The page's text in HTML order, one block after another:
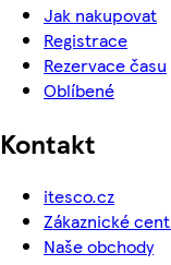
Jak nakupovat
Registrace
Rezervace času
Oblíbené
Kontakt
itesco.cz
Zákaznické
Naše obchody